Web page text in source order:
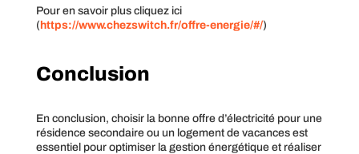
Pour en savoir plus cliquez ici
( https://www.chezswitch.fr/offre-energie/#/)
Conclusion
En conclusion, choisir la bonne offre d’électricité pour une
résidence secondaire ou un logement de vacances est
essentiel pour optimiser la gestion énergétique et réaliser